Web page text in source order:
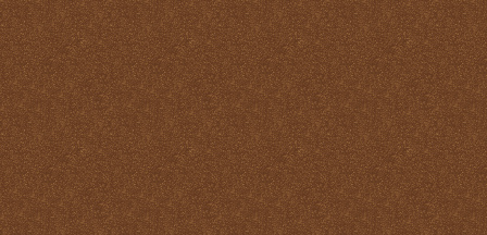
salvación de mundo
La Santa Misa y la santidad
La Santa Misa y la tibieza.
La Santa Misa y la unidad
La Santa Misa y la Vida
Eterna
La Santa Misa y las
virtudes
La Santa Misa y los